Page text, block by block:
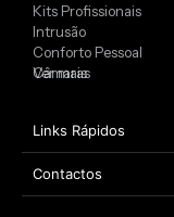
Kits Profissionais
Intrusão
Conforto Pessoal
Câmaras
Ver mais
Links Rápidos
Contactos